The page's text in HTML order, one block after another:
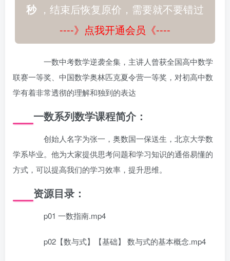
秒，结束后恢复原价，需要就不要错过
----》点我开通会员《----
一数中考数学逆袭全集，主讲人曾获全国高中数学
联赛一等奖、中国数学奥林匹克夏令营一等奖，对初高中数
学有着非常透彻的理解和独到的表达
一数系列数学课程简介：
创始人名字为张一，奥数国一保送生，北京大学数
学系毕业。他为大家提供思考问题和学习知识的通俗易懂的
方式，可以提高我们的学习效率，提升思维。
资源目录：
p01 一数指南.mp4
p02【数与式】【基础】 数与式的基本概念.mp4